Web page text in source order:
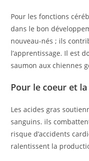
Pour les fonctions
dans le bon
nouveau-nés ; ils
l’apprentissage. Il est
saumon aux chiennes
Pour le coeur et
Les acides gras
sanguins. ils
risque d’accidents
ralentissent la